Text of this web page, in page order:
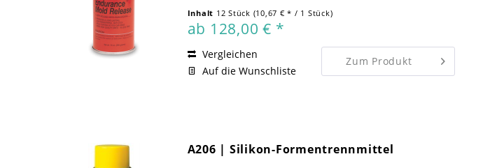
Inhalt 12 Stück (10,67 € * / 1 Stück)
ab 128,00 € *
Zum Produkt
Vergleichen
Auf die Wunschliste
A206 | Silikon-Formentrennmittel